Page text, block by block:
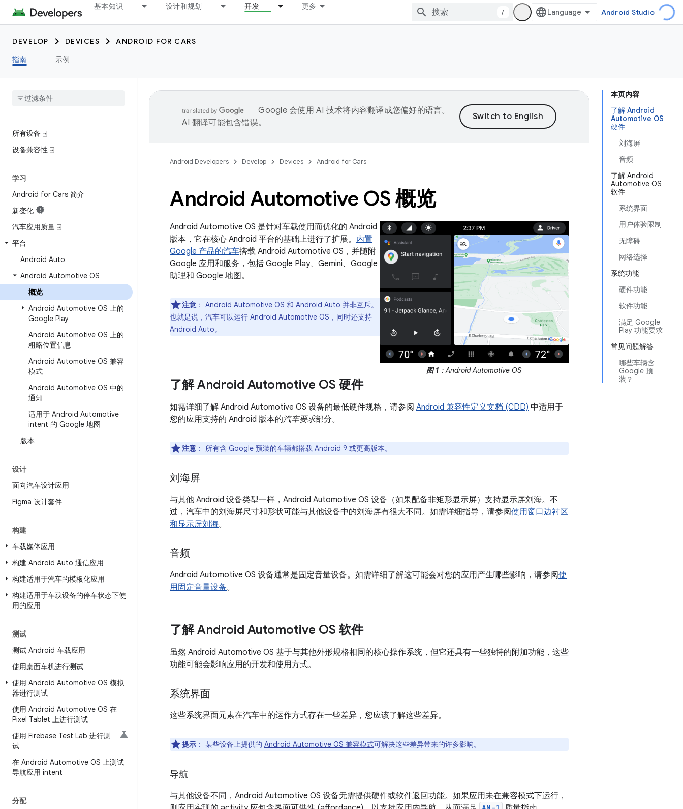
基本知识 设计和规划 开发 更多
/ Android Studio
DEVELOP DEVICES
ANDROID FOR CARS
指南
示例
所有设备 ⍈
设备兼容性 ⍈
学习
Android for Cars 简介
新变化
汽车应用质量 ⍈
平台
Android Auto
Android Automotive OS
概览
Android Automotive OS 上的
Google Play
Android Automotive OS 上的
粗略位置信息
Android Automotive OS 兼容
模式
Android Automotive OS 中的
通知
适用于 Android Automotive
intent 的 Google 地图
版本
设计
面向汽车设计应用
Figma 设计套件
构建
车载媒体应用
构建 Android Auto 通信应用
构建适用于汽车的模板化应用
构建适用于车载设备的停车状态下使
用的应用
测试
测试 Android 车载应用
使用桌面车机进行测试
使用 Android Automotive OS 模拟
器进行测试
使用 Android Automotive OS 在
Pixel Tablet 上进行测试
使用 Firebase Test Lab 进行测
试
在 Android Automotive OS 上测试
导航应用 intent
分配
本页内容
了解 Android
Automotive OS
硬件
刘海屏
音频
了解 Android
Automotive OS
软件
系统界面
用户体验限制
无障碍
网络选择
系统功能
硬件功能
软件功能
满足 Google
Play 功能要求
常见问题解答
哪些车辆含
Google 预
装？
Google 会使用 AI 技术将内容翻译成您偏好的语言。
AI 翻译可能包含错误。
Android Developers Develop Devices Android for Cars
Android Automotive OS 概览
图 1 ：Android Automotive OS
Android Automotive OS 是针对车载使用而优化的 Android
版本，它在核心 Android 平台的基础上进行了扩展。 内置
Google 产品的汽车搭载 Android Automotive OS，并随附
Google 应用和服务，包括 Google Play、Gemini、Google
助理和 Google 地图。
注意 ： Android Automotive OS 和 Android Auto 并非互斥。
也就是说，汽车可以运行 Android Automotive OS，同时还支持
Android Auto。
了解 Android Automotive OS 硬件
如需详细了解 Android Automotive OS 设备的最低硬件规格，请参阅 Android 兼容性定义文档 (CDD) 中适用于
您的应用支持的 Android 版本的汽车要求部分。
注意 ： 所有含 Google 预装的车辆都搭载 Android 9 或更高版本。
刘海屏
与其他 Android 设备类型一样，Android Automotive OS 设备（如果配备非矩形显示屏）支持显示屏刘海。不
过，汽车中的刘海屏尺寸和形状可能与其他设备中的刘海屏有很大不同。如需详细指导，请参阅使用窗口边衬区
和显示屏刘海。
音频
Android Automotive OS 设备通常是固定音量设备。如需详细了解这可能会对您的应用产生哪些影响，请参阅使
用固定音量设备。
了解 Android Automotive OS 软件
虽然 Android Automotive OS 基于与其他外形规格相同的核心操作系统，但它还具有一些独特的附加功能，这些
功能可能会影响应用的开发和使用方式。
系统界面
这些系统界面元素在汽车中的运作方式存在一些差异，您应该了解这些差异。
提示 ： 某些设备上提供的 Android Automotive OS 兼容模式可解决这些差异带来的许多影响。
导航
与其他设备不同，Android Automotive OS 设备无需提供硬件或软件返回功能。如果应用未在兼容模式下运行，